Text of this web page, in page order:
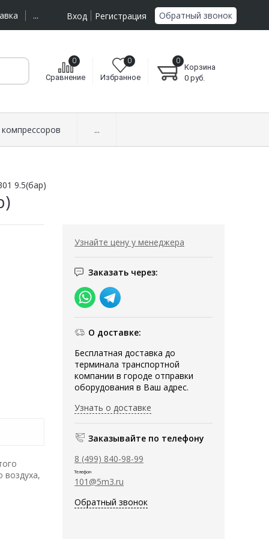
... Вход Регистрация Обратный звонок
Сравнение
0
Избранное
0
Корзина
0
0 руб.
...
9.5(бар)
Узнайте цену у менеджера
Заказать через:
О доставке:
Бесплатная доставка до
терминала транспортной
компании в городе отправки
оборудования в Ваш адрес.
Узнать о доставке
Заказывайте по телефону
8 (499) 840-98-99
Телефон
101@5m3.ru
Обратный звонок
воздуха,